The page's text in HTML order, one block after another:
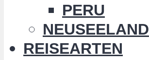
PERU
NEUSEELAND
REISEARTEN